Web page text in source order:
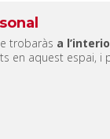
trobaràs a
en aquest espai, i